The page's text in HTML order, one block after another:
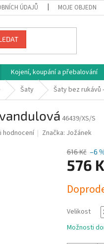
ÚDAJŮ MOJE
Kojení, koupání a přebalování
Šaty Šaty bez rukávů
46439/XS/S
hodnocení Značka: Jožánek
616 Kč –6
576
cena:
Velikost
Možnosti